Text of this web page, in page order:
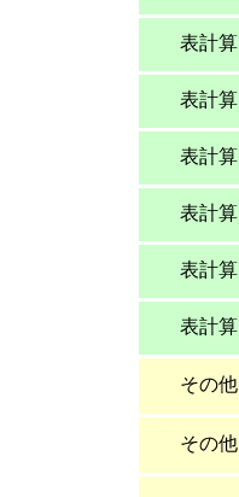
表計算
表計算
表計算
表計算
表計算
表計算
その他
その他